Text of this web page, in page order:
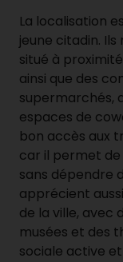
La localisation
jeune citadin.
situé à
ainsi que des
supermarchés,
espaces de
bon accès aux
car il permet
sans dépendre
apprécient
de la ville, avec
musées et des
sociale active